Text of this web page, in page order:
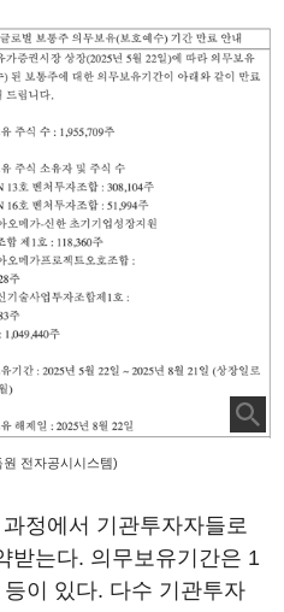
전자공시시스템)
정에서 기관투자자들로
받는다. 의무보유기간은 1
이 있다. 다수 기관투자